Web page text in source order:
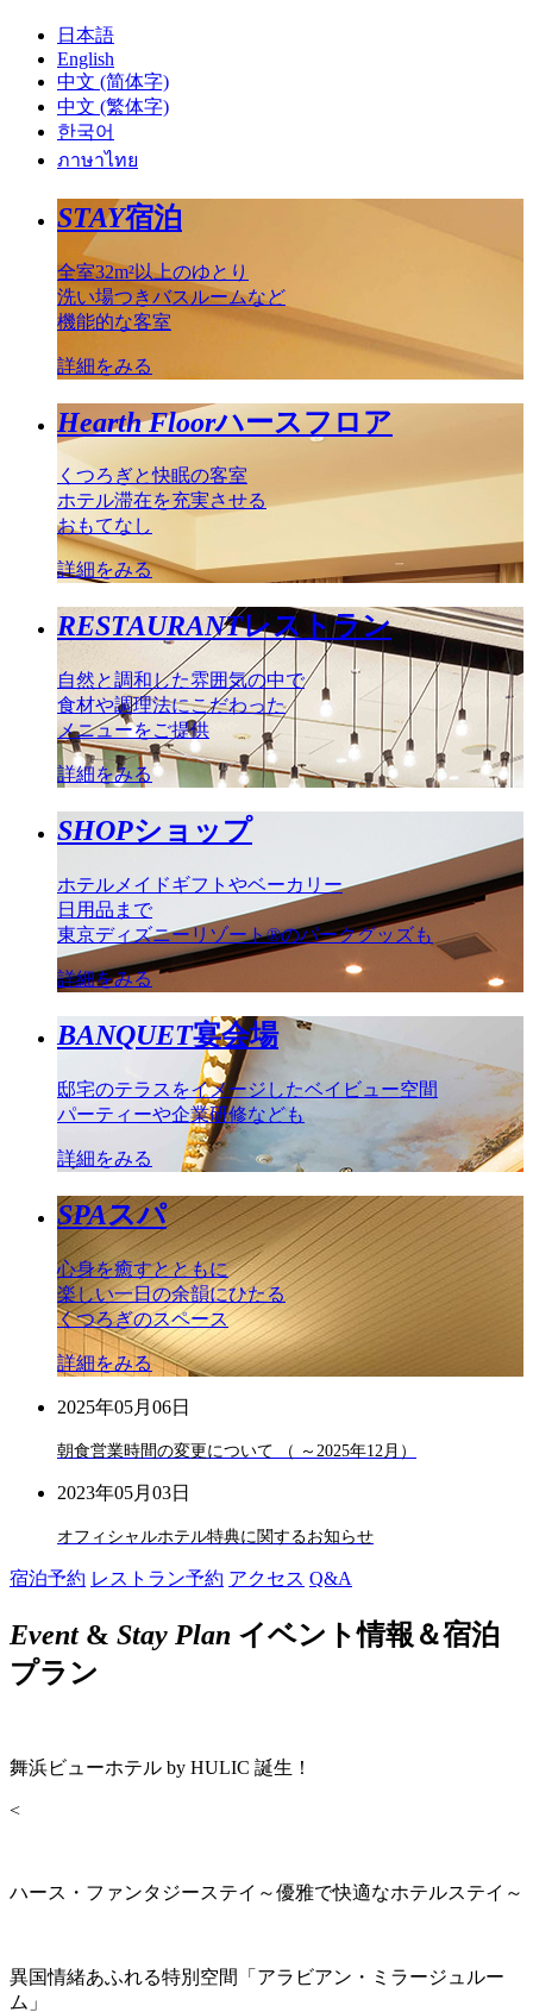
日本語
English
中文 (简体字)
中文 (繁体字)
한국어
ภาษาไทย
STAY宿泊
全室32m²以上のゆとり
洗い場つきバスルームなど
機能的な客室
詳細をみる
Hearth Floorハースフロア
くつろぎと快眠の客室
ホテル滞在を充実させる
おもてなし
詳細をみる
RESTAURANTレストラン
自然と調和した雰囲気の中で
食材や調理法にこだわった
メニューをご提供
詳細をみる
SHOPショップ
ホテルメイドギフトやベーカリー
日用品まで
東京ディズニーリゾート®のパークグッズも
詳細をみる
BANQUET宴会場
邸宅のテラスをイメージしたベイビュー空間
パーティーや企業研修なども
詳細をみる
SPAスパ
心身を癒すとともに
楽しい一日の余韻にひたる
くつろぎのスペース
詳細をみる
2025年05月06日
朝食営業時間の変更について （ ～2025年12月）
2023年05月03日
オフィシャルホテル特典に関するお知らせ
宿泊予約 レストラン予約 アクセス Q&A
Event& Stay Plan イベント情報＆宿泊
プラン
舞浜ビューホテル by HULIC 誕生！
<
ハース・ファンタジーステイ～優雅で快適なホテルステイ～
異国情緒あふれる特別空間「アラビアン・ミラージュルー
ム」